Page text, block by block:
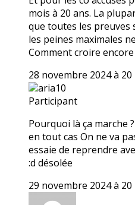
mois à 20 ans. La
que toutes les preuves
les peines maximales
Comment croire
28 novembre 2024 à 20
aria10
Participant
Pourquoi là ça marche ?
en tout cas On ne va
essaie de reprendre
:d désolée
29 novembre 2024 à 20